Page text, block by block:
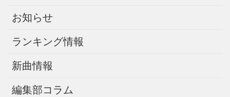
お知らせ
ランキング情報
新曲情報
編集部コラム